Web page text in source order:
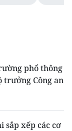
phổ thông
trưởng Công an
sắp xếp các cơ